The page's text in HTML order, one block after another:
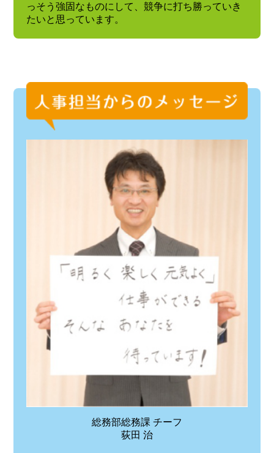
っそう強固なものにして、競争に打ち勝っていき
たいと思っています。
総務部総務課 チーフ
荻田 治